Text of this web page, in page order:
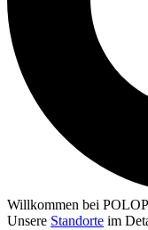
Willkommen bei
Unsere Standorte im